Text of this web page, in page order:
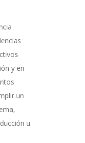
y en
un
u